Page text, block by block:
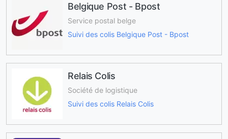
Belgique Post - Bpost
Service postal belge
Suivi des colis Belgique Post - Bpost
Relais Colis
Société de logistique
Suivi des colis Relais Colis